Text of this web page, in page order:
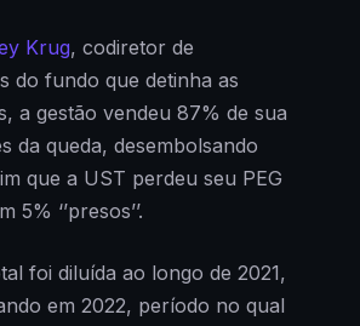
Krug, codiretor de
do fundo que detinha as
a gestão vendeu 87% de sua
da queda, desembolsando
que a UST perdeu seu PEG
‘’presos’’.
foi diluída ao longo de 2021,
em 2022, período no qual